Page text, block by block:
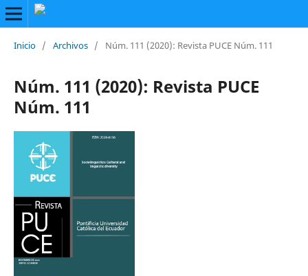
Inicio / Archivos / Núm. 111 (2020): Revista PUCE Núm. 111
Núm. 111 (2020): Revista PUCE
Núm. 111